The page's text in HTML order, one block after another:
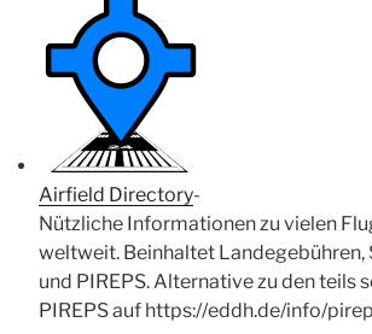
Airfield Directory-
Nützliche Informationen zu vielen
weltweit. Beinhaltet Landegebühren,
und PIREPS. Alternative zu den teils
PIREPS auf https://eddh.de/info/